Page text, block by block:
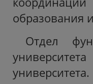
образования
Отдел
университета.